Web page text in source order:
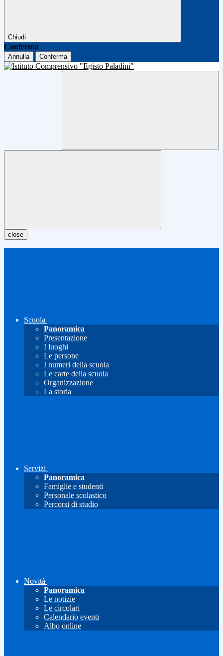
Chiudi
Conferma
Annulla Conferma
close
Scuola
Panoramica
Presentazione
I luoghi
Le persone
I numeri della scuola
Le carte della scuola
Organizzazione
La storia
Servizi
Panoramica
Famiglie e studenti
Personale scolastico
Percorsi di studio
Novità
Panoramica
Le notizie
Le circolari
Calendario eventi
Albo online